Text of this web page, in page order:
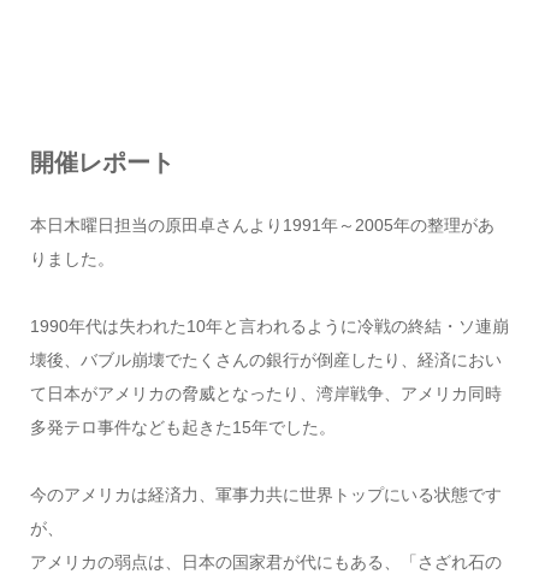
開催レポート
本日木曜日担当の原田卓さんより1991年～2005年の整理があ
りました。
1990年代は失われた10年と言われるように冷戦の終結・ソ連崩
壊後、バブル崩壊でたくさんの銀行が倒産したり、経済におい
て日本がアメリカの脅威となったり、湾岸戦争、アメリカ同時
多発テロ事件なども起きた15年でした。
今のアメリカは経済力、軍事力共に世界トップにいる状態です
が、
アメリカの弱点は、日本の国家君が代にもある、「さざれ石の